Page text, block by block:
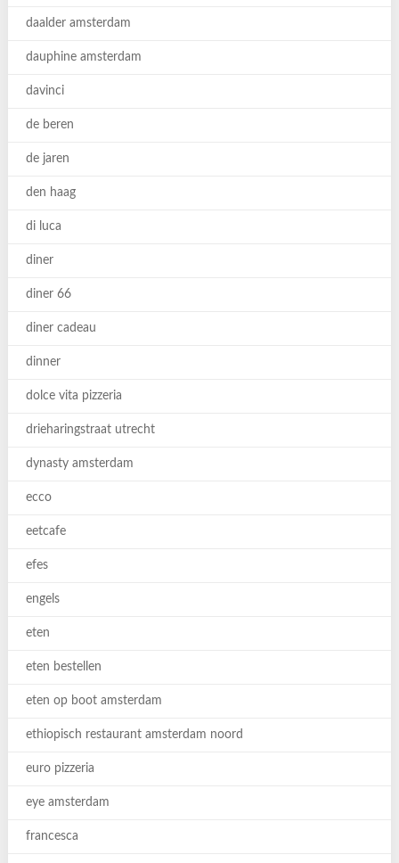
daalder amsterdam
dauphine amsterdam
davinci
de beren
de jaren
den haag
di luca
diner
diner 66
diner cadeau
dinner
dolce vita pizzeria
drieharingstraat utrecht
dynasty amsterdam
ecco
eetcafe
efes
engels
eten
eten bestellen
eten op boot amsterdam
ethiopisch restaurant amsterdam noord
euro pizzeria
eye amsterdam
francesca